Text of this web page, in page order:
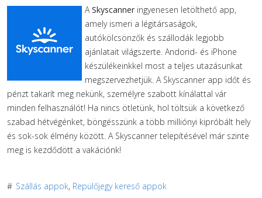
ASkyscanner ingyenesen letölthető app,
amely ismeri a légitársaságok,
autókölcsönzők és szállodák legjobb
ajánlatait világszerte. Andorid- és iPhone
készülékeinkkel most a teljes utazásunkat
megszervezhetjük. A Skyscanner app időt és
pénzt takarít meg nekünk, személyre szabott kínálattal vár
minden felhasználót! Ha nincs ötletünk, hol töltsük a következő
szabad hétvégénket, böngésszünk a több milliónyi kipróbált hely
és sok-sok élmény között. A Skyscanner telepítésével már szinte
meg is kezdődött a vakációnk!
# Szállás appok, Repülőjegy kereső appok